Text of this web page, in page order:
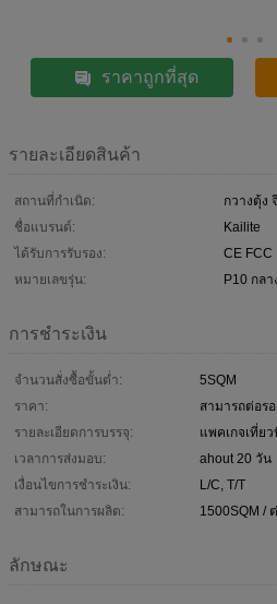
ราคาถูกที่สุด
รายละเอียดสินค้า
สถานที่กำเนิด:
กวางตุ้ง
ชื่อแบรนด์:
Kailite
ได้รับการรับรอง:
CE FCC
หมายเลขรุ่น:
P10 กลา
การชำระเงิน
จำนวนสั่งซื้อขั้นต่ำ:
5SQM
ราคา:
สามารถต่อร
รายละเอียดการบรรจุ:
แพคเกจเที่ย
เวลาการส่งมอบ:
ahout 20 วัน
เงื่อนไขการชำระเงิน:
L/C, T/T
สามารถในการผลิต:
1500SQM /
ลักษณะ